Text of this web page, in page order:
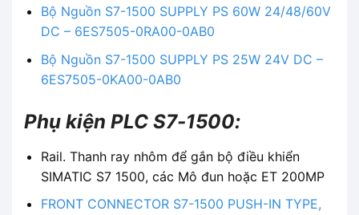
Bộ Nguồn S7-1500 SUPPLY PS 60W 24/48/60V
DC – 6ES7505-0RA00-0AB0
Bộ Nguồn S7-1500 SUPPLY PS 25W 24V DC –
6ES7505-0KA00-0AB0
Phụ kiện PLC S7-1500:
Rail. Thanh ray nhôm để gắn bộ điều khiển
SIMATIC S7 1500, các Mô đun hoặc ET 200MP
FRONT CONNECTOR S7-1500 PUSH-IN TYPE,